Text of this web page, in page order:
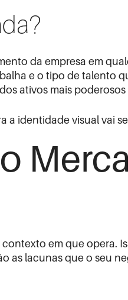
da empresa em
e o tipo de talento
ativos mais poderosos
a identidade visual vai
em que opera.
as lacunas que o seu